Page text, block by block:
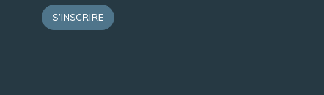
S’INSCRIRE